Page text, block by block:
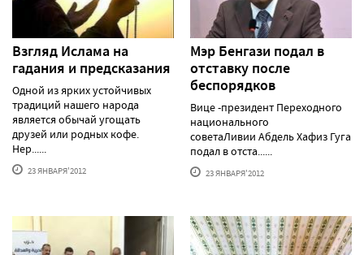
Взгляд Ислама на
гадания и предсказания
Одной из ярких устойчивых
традиций нашего народа
является обычай угощать
друзей или родных кофе.
Нер......
23 ЯНВАРЯ'2012
Мэр Бенгази подал в
отставку после
беспорядков
Вице -президент Переходного
национального
советаЛивии Абдель Хафиз Гуга
подал в отста......
23 ЯНВАРЯ'2012